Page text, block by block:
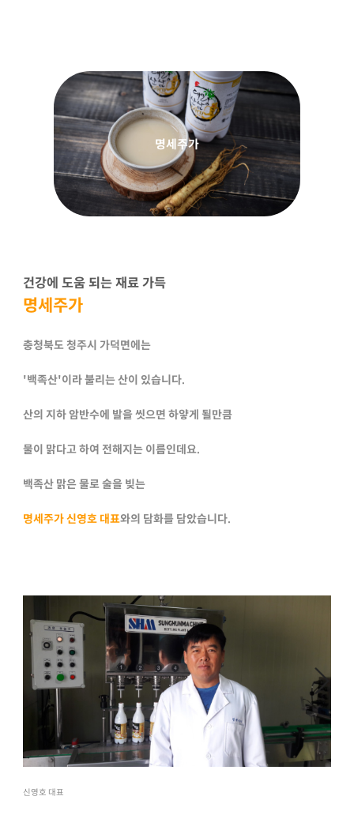
명세주가
건강에 도움 되는 재료 가득
명세주가
충청북도 청주시 가덕면에는
'백족산'이라 불리는 산이 있습니다.
산의 지하 암반수에 발을 씻으면 하얗게 될만큼
물이 맑다고 하여 전해지는 이름인데요.
백족산 맑은 물로 술을 빚는
명세주가신영호 대표와의 담화를 담았습니다.
신영호 대표